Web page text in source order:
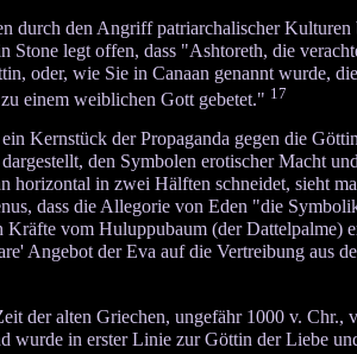
durch den Angriff patriarchalischer Kulturen
Stone legt offen, dass "Ashtoreth, die
oder, wie Sie in Canaan genannt wurde,
einem weiblichen Gott gebetet." 17
Kernstück der Propaganda gegen die
den Symbolen erotischer Macht
horizontal in zwei Hälften schneidet, sieht
dass die Allegorie von Eden "die
Kräfte vom Huluppubaum (der Dattelpalme)
Angebot der Eva auf die Vertreibung aus
der alten Griechen, ungefähr 1000 v. Chr.,
wurde in erster Linie zur Göttin der Liebe